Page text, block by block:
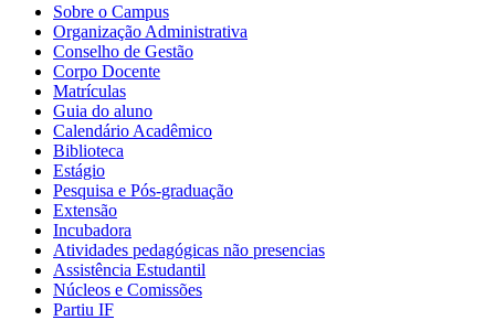
Sobre o Campus
Organização Administrativa
Conselho de Gestão
Corpo Docente
Matrículas
Guia do aluno
Calendário Acadêmico
Biblioteca
Estágio
Pesquisa e Pós-graduação
Extensão
Incubadora
Atividades pedagógicas não presencias
Assistência Estudantil
Núcleos e Comissões
Partiu IF